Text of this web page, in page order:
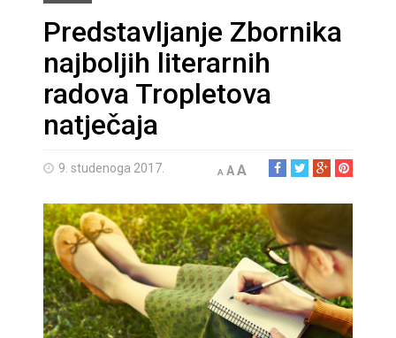
Predstavljanje Zbornika
najboljih literarnih
radova Tropletova
natječaja
9. studenoga 2017. A AA